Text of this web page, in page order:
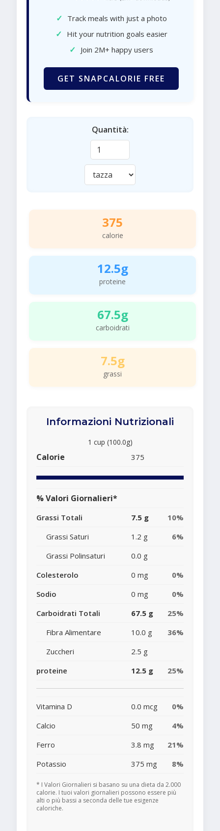
✓ Track meals with just a photo
✓ Hit your nutrition goals easier
✓ Join 2M+ happy users
GET SNAPCALORIE FREE
Quantità:
375
calorie
12.5g
proteine
67.5g
carboidrati
7.5g
grassi
Informazioni Nutrizionali
1 cup (100.0g)
Calorie 375
% Valori Giornalieri*
Grassi Totali 7.5 g
10%
Grassi Saturi
1.2 g
6%
Grassi Polinsaturi
0.0 g
Colesterolo
0 mg
0%
Sodio
0 mg
0%
Carboidrati Totali
67.5 g
25%
Fibra Alimentare
10.0 g
36%
Zuccheri
2.5 g
proteine
12.5 g 25%
Vitamina D 0.0 mcg
0%
Calcio
50 mg
4%
Ferro
3.8 mg
21%
Potassio
375 mg 8%
* I Valori Giornalieri si basano su una dieta da 2.000
calorie. I tuoi valori giornalieri possono essere più
alti o più bassi a seconda delle tue esigenze
caloriche.